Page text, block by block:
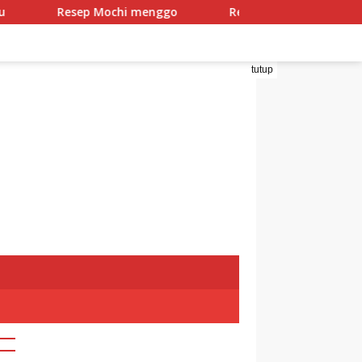
Mochi menggo Resep Mochi Pandan Isi Coklat
tutup